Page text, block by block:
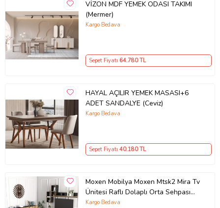
VİZON MDF YEMEK ODASI TAKIMI
(Mermer)
Kargo Bedava
Sepet Fiyatı 64.780TL
HAYAL AÇILIR YEMEK MASASI+6
ADET SANDALYE (Ceviz)
Kargo Bedava
Sepet Fiyatı 40.180TL
Moxen Mobilya Moxen Mtsk2 Mira Tv
Ünitesi Raflı Dolaplı Orta Sehpası
Ve Konsol Takımı /yemek Odası
Kargo Bedava